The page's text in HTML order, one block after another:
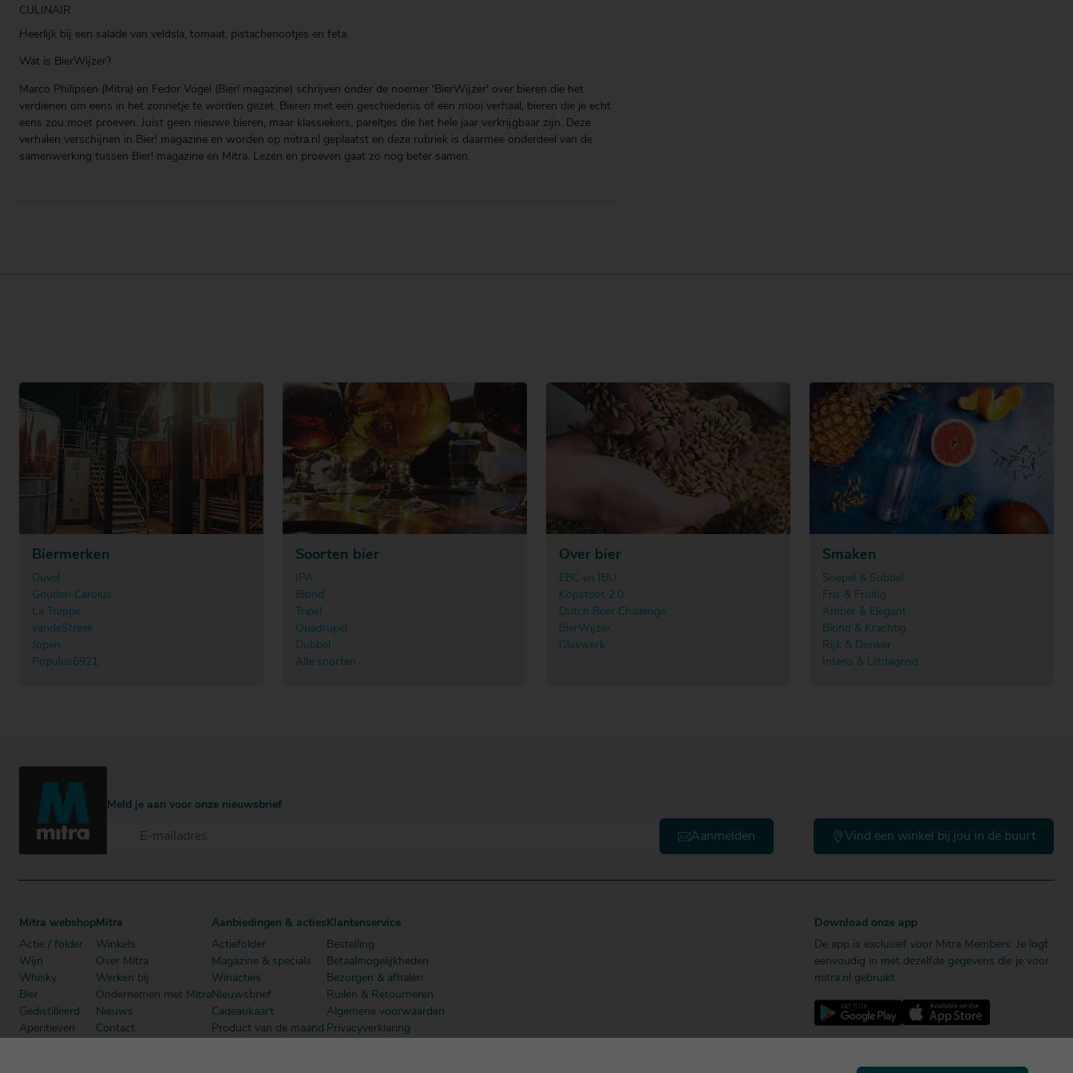
CULINAIR
Heerlijk bij een salade van veldsla, tomaat, pistachenootjes en feta.
Wat is BierWijzer?
Marco Philipsen (Mitra) en Fedor Vogel (Bier! magazine) schrijven onder de noemer 'BierWijzer' over bieren die het
verdienen om eens in het zonnetje te worden gezet. Bieren met een geschiedenis of een mooi verhaal, bieren die je echt
eens zou moet proeven. Juist geen nieuwe bieren, maar klassiekers, pareltjes die het hele jaar verkrijgbaar zijn. Deze
verhalen verschijnen in Bier! magazine en worden op mitra.nl geplaatst en deze rubriek is daarmee onderdeel van de
samenwerking tussen Bier! magazine en Mitra. Lezen en proeven gaat zo nog beter samen.
Biermerken
Duvel
Gouden Carolus
La Trappe
vandeStreek
Jopen
Populus6921
Soorten bier
IPA
Blond
Tripel
Quadrupel
Dubbel
Alle soorten
Over bier
EBC en IBU
Kopstoot 2.0
Dutch Beer Challenge
BierWijzer
Glaswerk
Smaken
Soepel & Subtiel
Fris & Fruitig
Amber & Elegant
Blond & Krachtig
Rijk & Donker
Intens & Uitdagend
Meld je aan voor onze nieuwsbrief
Aanmelden Vind een winkel bij jou in de buurt
Mitra webshop
Actie / folder
Wijn
Whisky
Bier
Gedistilleerd
Aperitieven
Mitra
Winkels
Over Mitra
Werken bij
Ondernemen met Mitra
Nieuws
Contact
Aanbiedingen & acties
Actiefolder
Magazine & specials
Winacties
Nieuwsbrief
Cadeaukaart
Product van de maand
Klantenservice
Bestelling
Betaalmogelijkheden
Bezorgen & afhalen
Ruilen & Retourneren
Algemene voorwaarden
Privacyverklaring
Download onze app
De app is exclusief voor Mitra Members. Je logt
eenvoudig in met dezelfde gegevens die je voor
mitra.nl gebruikt.